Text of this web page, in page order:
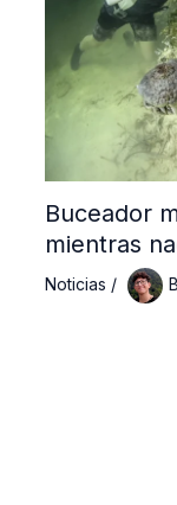
Buceador
mientras
Noticias /